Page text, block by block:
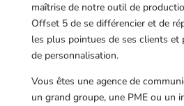
maîtrise de notre outil de
Offset 5 de se différencier et de
les plus pointues de ses clients et
de personnalisation.
Vous êtes une agence de
un grand groupe, une PME ou un